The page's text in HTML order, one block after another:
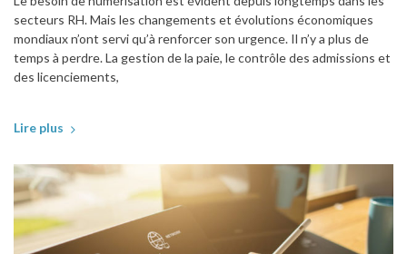
secteurs RH. Mais les changements et évolutions économiques
mondiaux n’ont servi qu’à renforcer son urgence. Il n’y a plus de
temps à perdre. La gestion de la paie, le contrôle des admissions et
des licenciements,
Lire plus